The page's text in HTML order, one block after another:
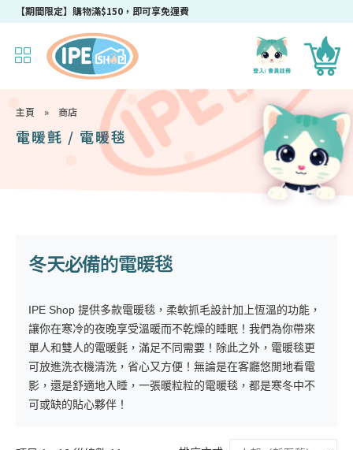
【期間限定】購物滿$150，即可享免運費
主頁 » 商店
電暖氈 / 電暖毯
冬天必備的電暖毯
IPE Shop 提供多款電暖毯，柔軟抓毛設計加上恆溫的功能，
讓你在寒冷的夜晚享受溫暖而不乾燥的睡眠！我們為你帶來
單人和雙人的電暖氈，滿足不同需要！除此之外，電暖毯更
可放進洗衣機清洗，省心又方便！無論是在客廳悠閒地看電
影，還是舒適地入睡，一張暖粒粒的電暖毯，都是寒冬中不
可或缺的貼心夥伴！